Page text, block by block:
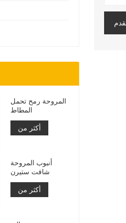
المروحة رمح تحمل
المطاط
أكثر من
أنبوب المروحة
شافت ستيرن
أكثر من